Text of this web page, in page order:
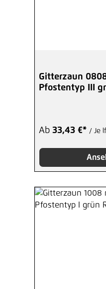
Gitterzaun
Pfostentyp III
Ab 33,43 €* / Je